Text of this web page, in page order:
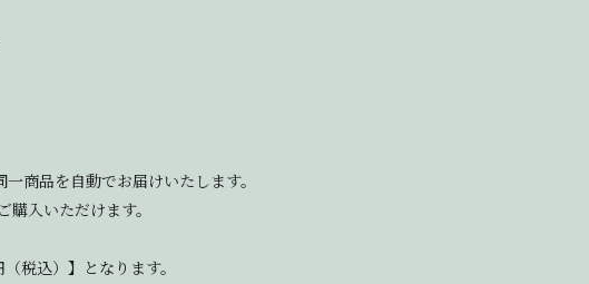
商品を自動でお届けいたします。
入いただけます。
税込）】となります。